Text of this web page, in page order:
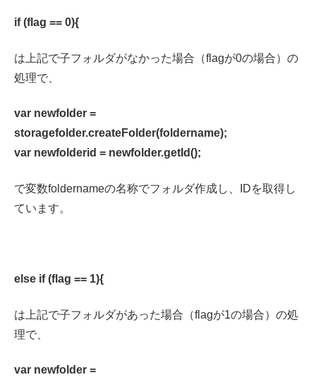
if (flag == 0){
は上記で子フォルダがなかった場合（flagが0の場合）の
処理で、
var newfolder =
storagefolder.createFolder(foldername);
var newfolderid = newfolder.getId();
で変数foldernameの名称でフォルダ作成し、IDを取得し
ています。
else if (flag == 1){
は上記で子フォルダがあった場合（flagが1の場合）の処
理で、
var newfolder =